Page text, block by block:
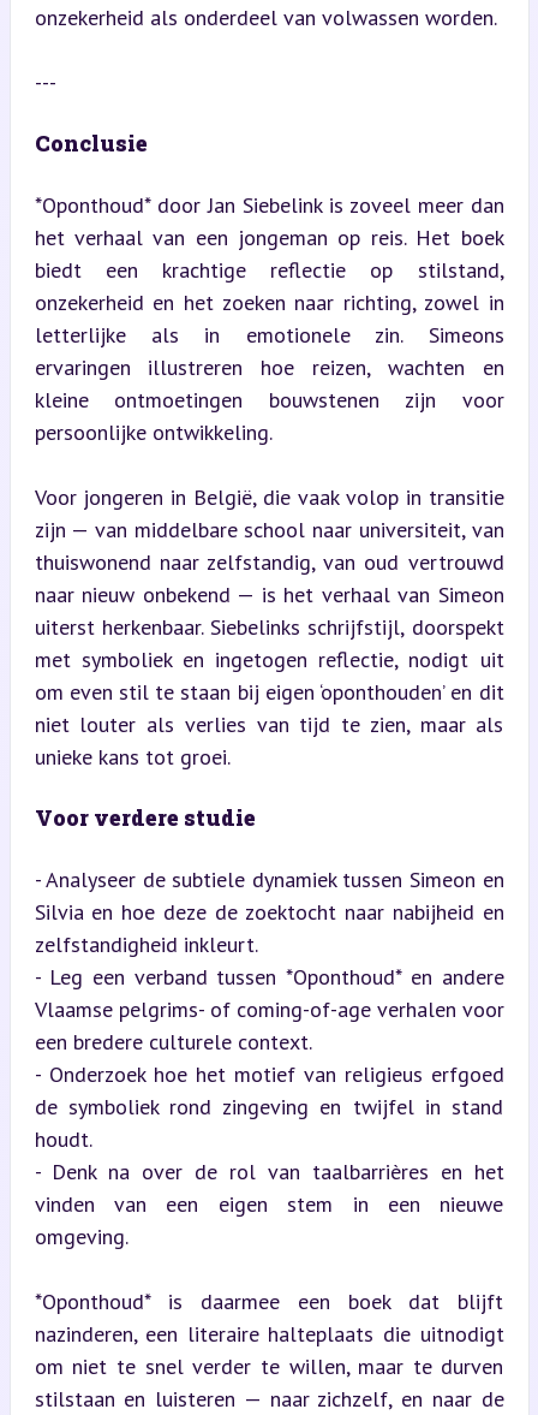
onzekerheid als onderdeel van volwassen worden.
---
Conclusie
*Oponthoud* door Jan Siebelink is zoveel meer dan
het verhaal van een jongeman op reis. Het boek
biedt een krachtige reflectie op stilstand,
onzekerheid en het zoeken naar richting, zowel in
letterlijke als in emotionele zin. Simeons
ervaringen illustreren hoe reizen, wachten en
kleine ontmoetingen bouwstenen zijn voor
persoonlijke ontwikkeling.
Voor jongeren in België, die vaak volop in transitie
zijn — van middelbare school naar universiteit, van
thuiswonend naar zelfstandig, van oud vertrouwd
naar nieuw onbekend — is het verhaal van Simeon
uiterst herkenbaar. Siebelinks schrijfstijl, doorspekt
met symboliek en ingetogen reflectie, nodigt uit
om even stil te staan bij eigen ‘oponthouden’ en dit
niet louter als verlies van tijd te zien, maar als
unieke kans tot groei.
Voor verdere studie
- Analyseer de subtiele dynamiek tussen Simeon en
Silvia en hoe deze de zoektocht naar nabijheid en
zelfstandigheid inkleurt.
- Leg een verband tussen *Oponthoud* en andere
Vlaamse pelgrims- of coming-of-age verhalen voor
een bredere culturele context.
- Onderzoek hoe het motief van religieus erfgoed
de symboliek rond zingeving en twijfel in stand
houdt.
- Denk na over de rol van taalbarrières en het
vinden van een eigen stem in een nieuwe
omgeving.
*Oponthoud* is daarmee een boek dat blijft
nazinderen, een literaire halteplaats die uitnodigt
om niet te snel verder te willen, maar te durven
stilstaan en luisteren — naar zichzelf, en naar de